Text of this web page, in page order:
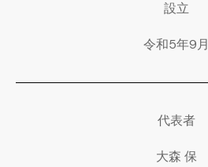
設立
令和5年9月
代表者
大森 保